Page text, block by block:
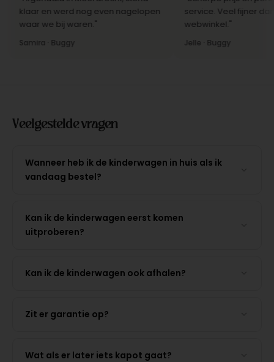
klaar en werd nog even nagelopen
waar we bij waren."
Samira · Buggy
service. Veel fijner dan
webwinkel."
Jelle · Buggy
Veelgestelde vragen
Wanneer heb ik de kinderwagen in huis als ik
vandaag bestel?
Kan ik de kinderwagen eerst komen
uitproberen?
Kan ik de kinderwagen ook afhalen?
Zit er garantie op?
Wat als er later iets kapot gaat?